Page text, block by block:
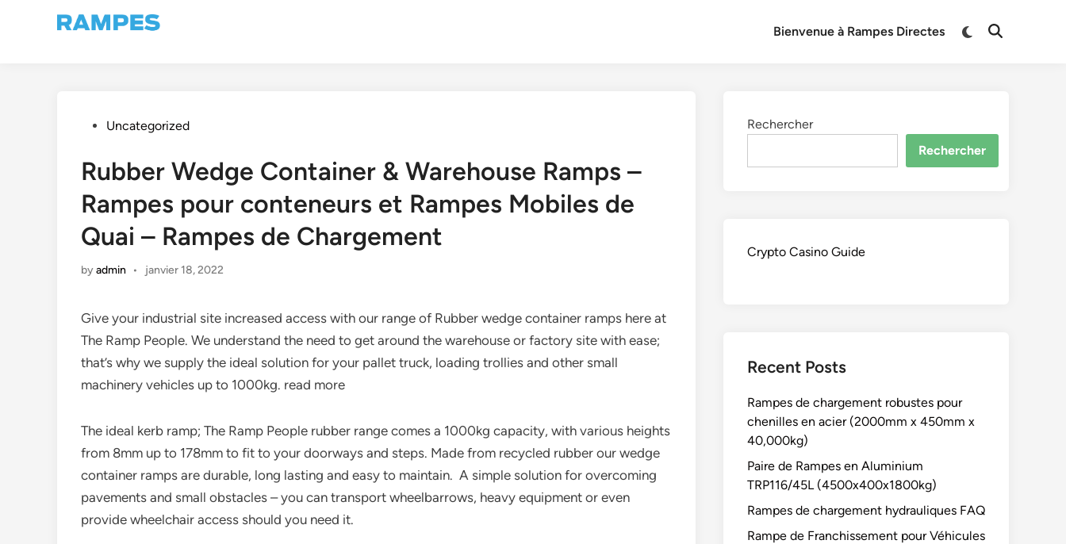
Bienvenue à Rampes Directes
Switch
Open
PostedUncategorized
Rubber Wedge Container & Warehouse Ramps –
Rampes pour conteneurs et Rampes Mobiles de
Quai – Rampes de Chargement
byadmin • janvier 18, 2022
Give your industrial site increased access with our range of Rubber wedge container ramps here at
The Ramp People. We understand the need to get around the warehouse or factory site with ease;
that’s why we supply the ideal solution for your pallet truck, loading trollies and other small
machinery vehicles up to 1000kg. read more
The ideal kerb ramp; The Ramp People rubber range comes a 1000kg capacity, with various heights
from 8mm up to 178mm to fit to your doorways and steps. Made from recycled rubber our wedge
container ramps are durable, long lasting and easy to maintain. A simple solution for overcoming
pavements and small obstacles – you can transport wheelbarrows, heavy equipment or even
provide wheelchair access should you need it.
Rechercher
Rechercher
Crypto Casino Guide
Recent Posts
Rampes de chargement robustes pour
chenilles en acier (2000mm x 450mm x
40,000kg)
Paire de Rampes en Aluminium
TRP116/45L (4500x400x1800kg)
Rampes de chargement hydrauliques FAQ
Rampe de Franchissement pour Véhicules